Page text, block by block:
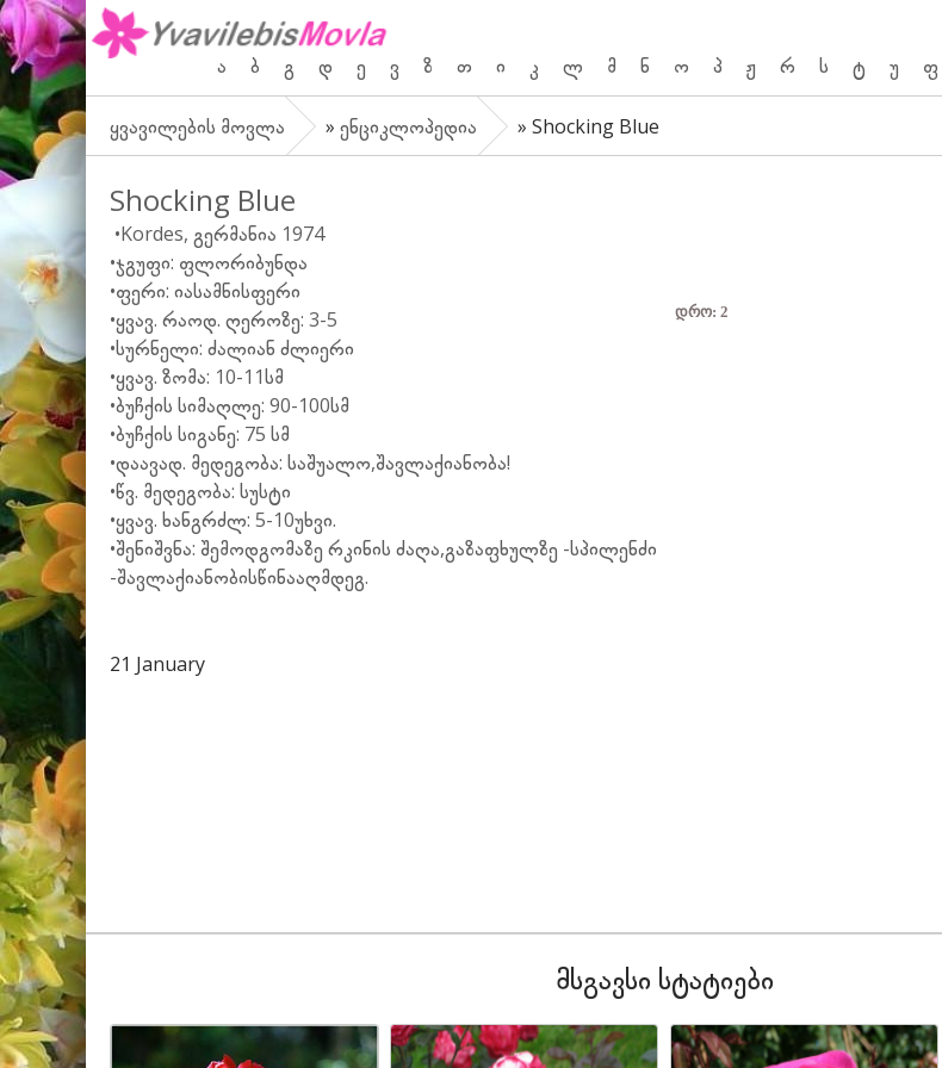
ა ბ გ დ ე ვ ზ თ ი კ ლ მ ნ ო პ ჟ რ ს ტ უ ფ
დრო:2
ყვავილების მოვლა » ენციკლოპედია » Shocking Blue
Shocking Blue
•Kordes, გერმანია 1974
•ჯგუფი: ფლორიბუნდა
•ფერი: იასამნისფერი
•ყვავ. რაოდ. ღეროზე: 3-5
•სურნელი: ძალიან ძლიერი
•ყვავ. ზომა: 10-11სმ
•ბუჩქის სიმაღლე: 90-100სმ
•ბუჩქის სიგანე: 75 სმ
•დაავად. მედეგობა: საშუალო,შავლაქიანობა!
•წვ. მედეგობა: სუსტი
•ყვავ. ხანგრძლ: 5-10უხვი.
•შენიშვნა: შემოდგომაზე რკინის ძაღა,გაზაფხულზე -სპილენძის, ფოთლის გაშლამდე ფალკონი
-შავლაქიანობისწინააღმდეგ.
21 January
მსგავსი სტატიები